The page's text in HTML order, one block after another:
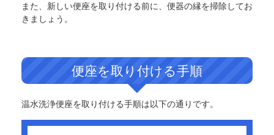
また、新しい便座を取り付ける前に、便器の縁を掃除してお
きましょう。
便座を取り付ける手順
温水洗浄便座を取り付ける手順は以下の通りです。